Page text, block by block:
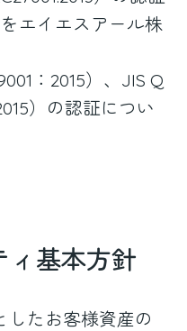
エイエスアール株
：2015）、JIS Q
）の認証につい
ィ基本方針
したお客様資産の